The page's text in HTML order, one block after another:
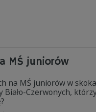
MŚ juniorów
na MŚ juniorów w
Czerwonych,